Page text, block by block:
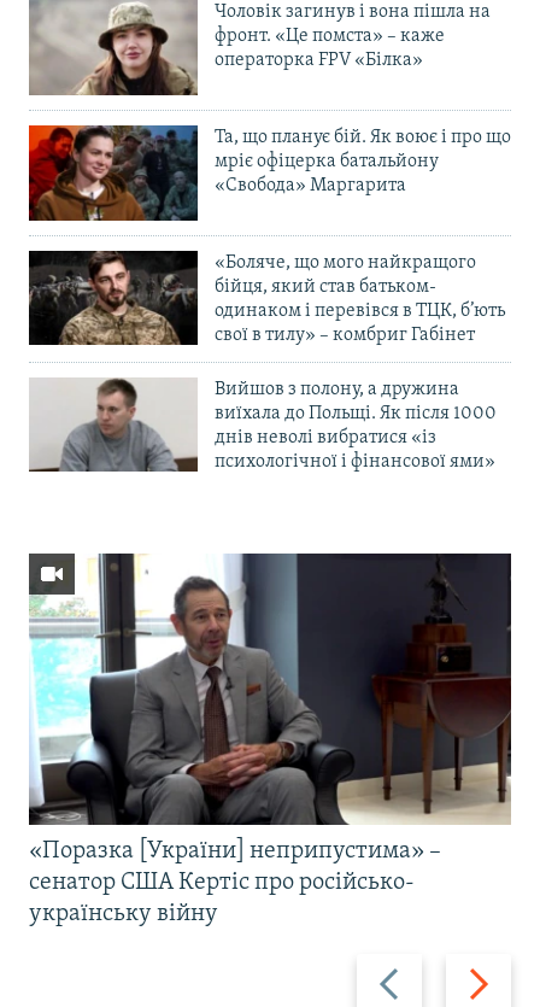
Чоловік загинув і вона пішла на
фронт. «Це помста» – каже
операторка FPV «Білка»
Та, що планує бій. Як воює і про що
мріє офіцерка батальйону
«Свобода» Маргарита
«Боляче, що мого найкращого
бійця, який став батьком-
одинаком і перевівся в ТЦК, б’ють
свої в тилу» – комбриг Габінет
Вийшов з полону, а дружина
виїхала до Польщі. Як після 1000
днів неволі вибратися «із
психологічної і фінансової ями»
Назад Вперед
«Поразка [України] неприпустима» –
сенатор США Кертіс про російсько-
українську війну